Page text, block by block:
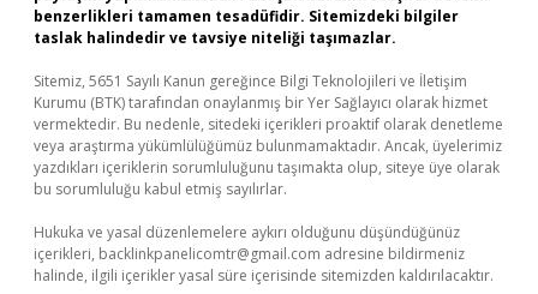
benzerlikleri tamamen tesadüfidir. Sitemizdeki bilgiler
taslak halindedir ve tavsiye niteliği taşımazlar.
Sitemiz, 5651 Sayılı Kanun gereğince Bilgi Teknolojileri ve İletişim
Kurumu (BTK) tarafından onaylanmış bir Yer Sağlayıcı olarak hizmet
vermektedir. Bu nedenle, sitedeki içerikleri proaktif olarak denetleme
veya araştırma yükümlülüğümüz bulunmamaktadır. Ancak, üyelerimiz
yazdıkları içeriklerin sorumluluğunu taşımakta olup, siteye üye olarak
bu sorumluluğu kabul etmiş sayılırlar.
Hukuka ve yasal düzenlemelere aykırı olduğunu düşündüğünüz
içerikleri, backlinkpanelicomtr@gmail.com adresine bildirmeniz
halinde, ilgili içerikler yasal süre içerisinde sitemizden kaldırılacaktır.